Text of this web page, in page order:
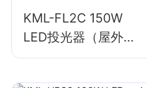
KML-FL2C 150W
LED投光器（屋外壁
面・エリア照明用）